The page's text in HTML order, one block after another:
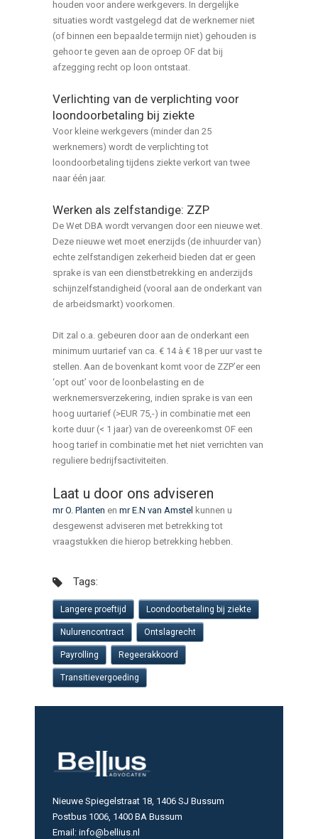
houden voor andere werkgevers. In dergelijke
situaties wordt vastgelegd dat de werknemer niet
(of binnen een bepaalde termijn niet) gehouden is
gehoor te geven aan de oproep OF dat bij
afzegging recht op loon ontstaat.
Verlichting van de verplichting voor
loondoorbetaling bij ziekte
Voor kleine werkgevers (minder dan 25
werknemers) wordt de verplichting tot
loondoorbetaling tijdens ziekte verkort van twee
naar één jaar.
Werken als zelfstandige: ZZP
De Wet DBA wordt vervangen door een nieuwe wet.
Deze nieuwe wet moet enerzijds (de inhuurder van)
echte zelfstandigen zekerheid bieden dat er geen
sprake is van een dienstbetrekking en anderzijds
schijnzelfstandigheid (vooral aan de onderkant van
de arbeidsmarkt) voorkomen.
Dit zal o.a. gebeuren door aan de onderkant een
minimum uurtarief van ca. € 14 à € 18 per uur vast te
stellen. Aan de bovenkant komt voor de ZZP’er een
‘opt out’ voor de loonbelasting en de
werknemersverzekering, indien sprake is van een
hoog uurtarief (>EUR 75,-) in combinatie met een
korte duur (< 1 jaar) van de overeenkomst OF een
hoog tarief in combinatie met het niet verrichten van
reguliere bedrijfsactiviteiten.
Laat u door ons adviseren
mr O. Planten en mr E.N van Amstel kunnen u
desgewenst adviseren met betrekking tot
vraagstukken die hierop betrekking hebben.
Tags:
Langere proeftijd Loondoorbetaling bij ziekte
Nulurencontract Ontslagrecht
Payrolling Regeerakkoord
Transitievergoeding
Nieuwe Spiegelstraat 18, 1406 SJ Bussum
Postbus 1006, 1400 BA Bussum
Email: info@bellius.nl